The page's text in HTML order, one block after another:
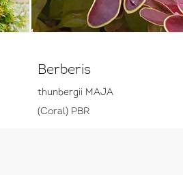
Berberis
thunbergii MAJA
(Coral) PBR